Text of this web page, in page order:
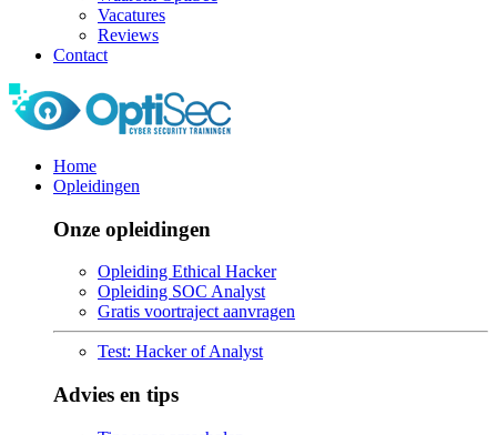
Vacatures
Reviews
Contact
Home
Opleidingen
Onze opleidingen
Opleiding Ethical Hacker
Opleiding SOC Analyst
Gratis voortraject aanvragen
Test: Hacker of Analyst
Advies en tips